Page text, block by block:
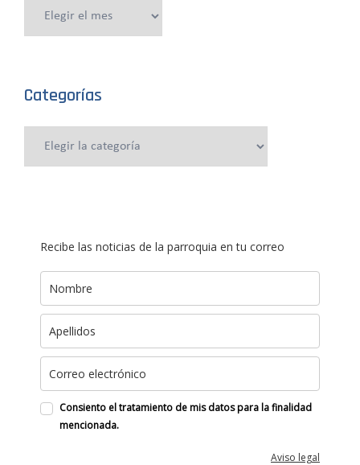
Categorías
Recibe las noticias de la parroquia en tu correo
Consiento el tratamiento de mis datos para la finalidad
mencionada.
Aviso legal